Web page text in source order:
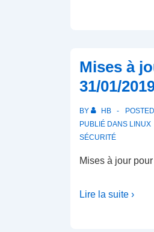
Mises à
31/01/
BY HB
PUBLIÉ DANS LINUX
SÉCURITÉ
Mises à jour
Lire la suite ›